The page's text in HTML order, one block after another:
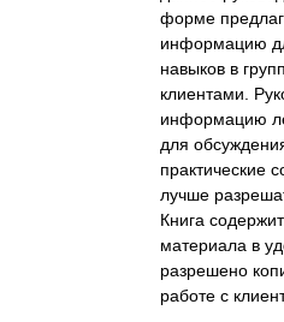
форме
информацию
навыков в
клиентами.
информацию
для
практические
лучше
Книга
материала в
разрешено
работе с